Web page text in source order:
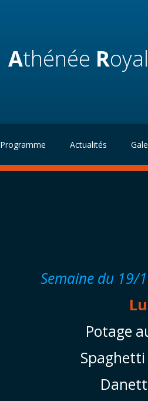
Athénée R
Programme Actualités
Semaine du
Potage